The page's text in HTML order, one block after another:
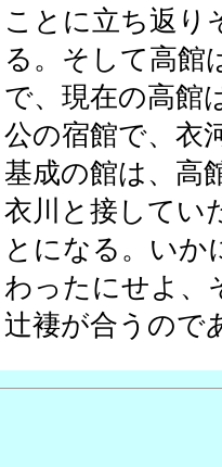
ことに立ち返り
る。そして高館
で、現在の高館
公の宿館で、衣
基成の館は、高
衣川と接してい
とになる。いか
わったにせよ、
辻褄が合うので